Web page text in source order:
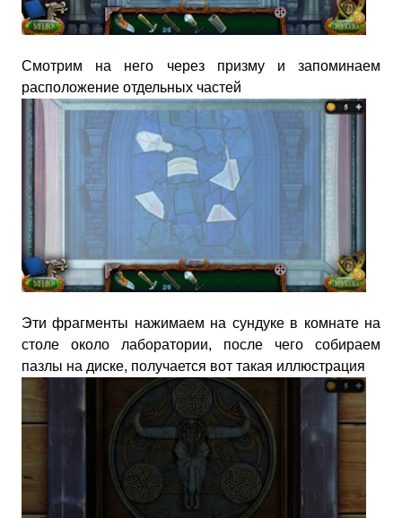
Смотрим на него через призму и запоминаем
расположение отдельных частей
Эти фрагменты нажимаем на сундуке в комнате на
столе около лаборатории, после чего собираем
пазлы на диске, получается вот такая иллюстрация